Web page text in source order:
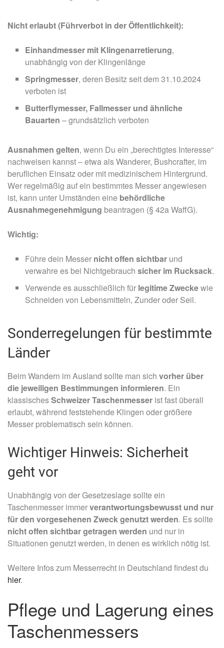
Nicht erlaubt (Führverbot in der Öffentlichkeit):
Einhandmesser mit Klingenarretierung,
unabhängig von der Klingenlänge
Springmesser, deren Besitz seit dem 31.10.2024
verboten ist
Butterflymesser, Fallmesser und ähnliche
Bauarten – grundsätzlich verboten
Ausnahmen gelten, wenn Du ein „berechtigtes Interesse“
nachweisen kannst – etwa als Wanderer, Bushcrafter, im
beruflichen Einsatz oder mit medizinischem Hintergrund.
Wer regelmäßig auf ein bestimmtes Messer angewiesen
ist, kann unter Umständen eine behördliche
Ausnahmegenehmigung beantragen (§ 42a WaffG).
Wichtig:
Führe dein Messer nicht offen sichtbar und
verwahre es bei Nichtgebrauch sicher im Rucksack.
Verwende es ausschließlich für legitime Zweckewie
Schneiden von Lebensmitteln, Zunder oder Seil.
Sonderregelungen für bestimmte
Länder
Beim Wandern im Ausland sollte man sich vorher über
die jeweiligen Bestimmungen informieren. Ein
klassischesSchweizer Taschenmesser ist fast überall
erlaubt, während feststehende Klingen oder größere
Messer problematisch sein können.
Wichtiger Hinweis: Sicherheit
geht vor
Unabhängig von der Gesetzeslage sollte ein
Taschenmesser immerverantwortungsbewusst und nur
für den vorgesehenen Zweck genutzt werden. Es sollte
nicht offen sichtbar getragen werden und nur in
Situationen genutzt werden, in denen es wirklich nötig ist.
Weitere Infos zum Messerrecht in Deutschland findest du
hier.
Pflege und Lagerung eines
Taschenmessers